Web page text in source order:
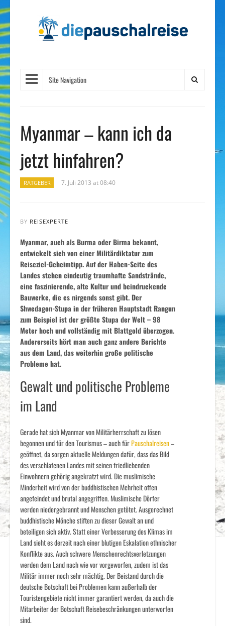
Site Navigation
Myanmar – kann ich da
jetzt hinfahren?
RATGEBER 7. Juli 2013 at 08:40
BY REISEXPERTE
Myanmar, auch als Burma oder Birma bekannt,
entwickelt sich von einer Militärdiktatur zum
Reiseziel-Geheimtipp. Auf der Haben-Seite des
Landes stehen eindeutig traumhafte Sandstrände,
eine faszinierende, alte Kultur und beindruckende
Bauwerke, die es nirgends sonst gibt. Der
Shwedagon-Stupa in der früheren Hauptstadt Rangun
zum Beispiel ist der größte Stupa der Welt – 98
Meter hoch und vollständig mit Blattgold überzogen.
Andererseits hört man auch ganz andere Berichte
aus dem Land, das weiterhin große politische
Probleme hat.
Gewalt und politische Probleme
im Land
Gerade hat sich Myanmar von Militärherrschaft zu lösen
begonnen und für den Tourismus – auch fürPauschalreisen–
geöffnet, da sorgen aktuelle Meldungen dafür, dass das Bild
des verschlafenen Landes mit seinen friedliebenden
Einwohnern gehörig angekratzt wird. Die muslimische
Minderheit wird von der buddhistischen Mehrheit offen
angefeindet und brutal angegriffen. Muslimische Dörfer
werden niedergebrannt und Menschen getötet. Ausgerechnet
buddhistische Mönche stiften zu dieser Gewalt an und
beteiligen sich aktiv. Statt einer Verbesserung des Klimas im
Land sieht es derzeit nach einer blutigen Eskalation ethnischer
Konflikte aus. Auch schwere Menschenrechtsverletzungen
werden dem Land nach wie vor vorgeworfen, zudem ist das
Militär immer noch sehr mächtig. Der Beistand durch die
deutsche Botschaft bei Problemen kann außerhalb der
Touristengebiete nicht immer garantiert werden, da auch die
Mitarbeiter der Botschaft Reisebeschränkungen unterworfen
sind.